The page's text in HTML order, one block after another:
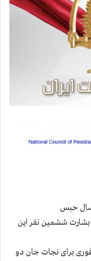
بشارت ششمین نفر این
فوری برای نجات جان دو